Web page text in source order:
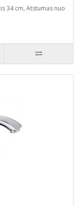
34 cm, Atstumas nuo